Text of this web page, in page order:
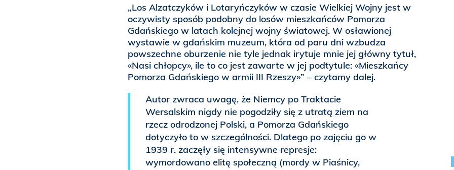
„Los Alzatczyków i Lotaryńczyków w czasie Wielkiej Wojny jest w
oczywisty sposób podobny do losów mieszkańców Pomorza
Gdańskiego w latach kolejnej wojny światowej. W osławionej
wystawie w gdańskim muzeum, która od paru dni wzbudza
powszechne oburzenie nie tyle jednak irytuje mnie jej główny tytuł,
«Nasi chłopcy», ile to co jest zawarte w jej podtytule: «Mieszkańcy
Pomorza Gdańskiego w armii III Rzeszy»” – czytamy dalej.
Autor zwraca uwagę, że Niemcy po Traktacie
Wersalskim nigdy nie pogodziły się z utratą ziem na
rzecz odrodzonej Polski, a Pomorza Gdańskiego
dotyczyło to w szczególności. Dlatego po zajęciu go w
1939 r. zaczęły się intensywne represje:
wymordowano elitę społeczną (mordy w Piaśnicy,